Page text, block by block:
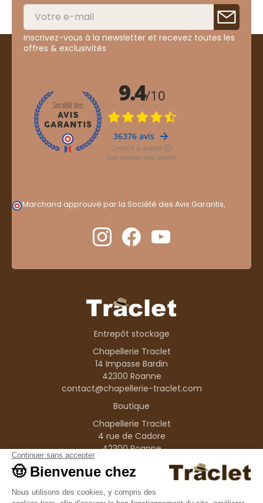
Inscrivez-vous à la newsletter et recevez toutes les
offres & exclusivités
Marchand approuvé par la Société des Avis Garantis,
.
Entrepôt stockage
Chapellerie Traclet
14 Impasse Bardin
42300 Roanne
contact@chapellerie-traclet.com
Boutique
Chapellerie Traclet
4 rue de Cadore
42300 Roanne